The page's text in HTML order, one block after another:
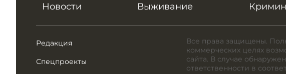
Новости Выживание
Редакция
Спецпроекты
Все права защищены.
коммерческих целях
сайта. В случае
ответственности в